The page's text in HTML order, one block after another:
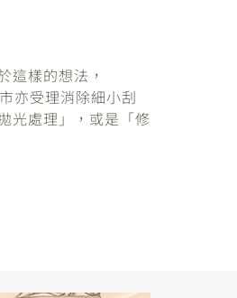
這樣的想法，
亦受理消除細小刮
光處理」，或是「修